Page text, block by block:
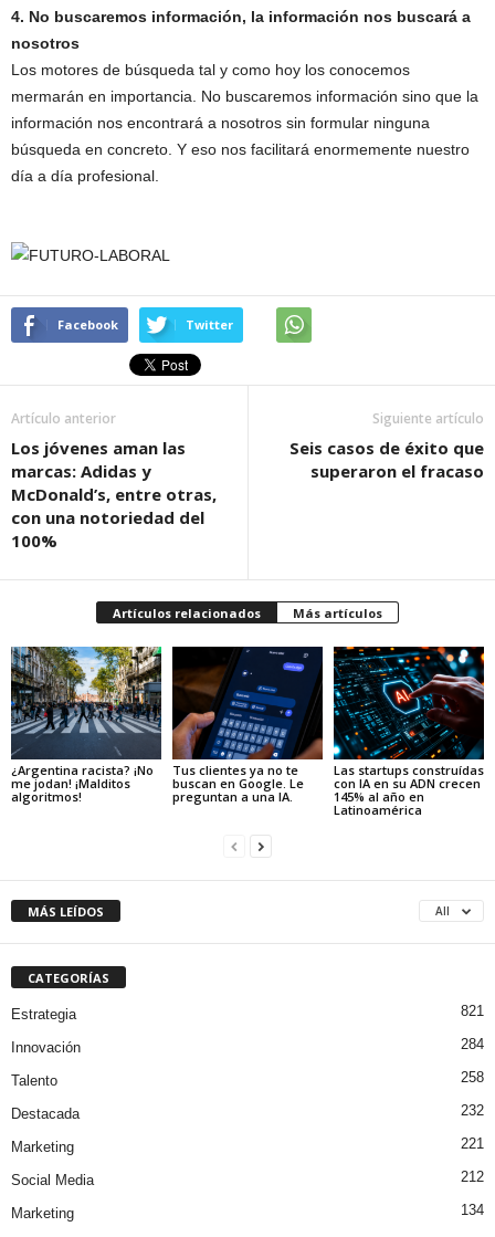
4. No buscaremos información, la información nos buscará a
nosotros
Los motores de búsqueda tal y como hoy los conocemos
mermarán en importancia. No buscaremos información sino que la
información nos encontrará a nosotros sin formular ninguna
búsqueda en concreto. Y eso nos facilitará enormemente nuestro
día a día profesional.
Facebook Twitter
Artículo anterior
Los jóvenes aman las
marcas: Adidas y
McDonald’s, entre otras,
con una notoriedad del
100%
Siguiente artículo
Seis casos de éxito que
superaron el fracaso
Artículos relacionados Más artículos
¿Argentina racista? ¡No
me jodan! ¡Malditos
algoritmos!
Tus clientes ya no te
buscan en Google. Le
preguntan a una IA.
Las startups construídas
con IA en su ADN crecen
145% al año en
Latinoamérica
MÁS LEÍDOS All
CATEGORÍAS
Estrategia 821
Innovación 284
Talento 258
Destacada 232
Marketing 221
Social Media 212
Marketing 134